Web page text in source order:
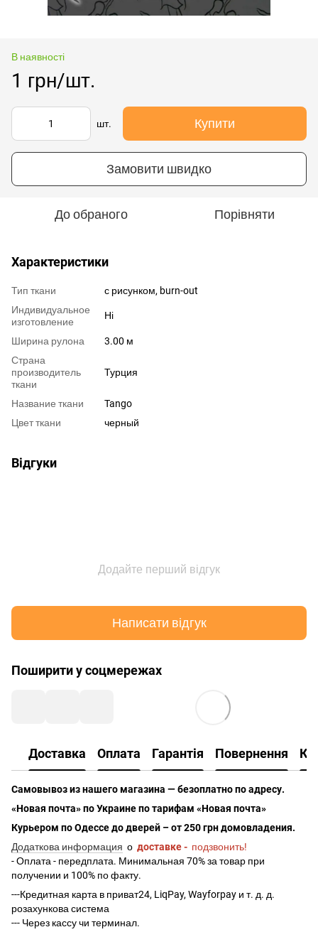
В наявності
1 грн/шт.
шт. Купити
Замовити швидко
До обраного Порівняти
Характеристики
Тип ткани
с рисунком, burn-out
Индивидуальное
изготовление
Ні
Ширина рулона
3.00 м
Страна
производитель
ткани
Турция
Название ткани
Tango
Цвет ткани
черный
Відгуки
Додайте перший відгук
Написати відгук
Поширити у соцмережах
Доставка Оплата Гарантія Повернення
Самовывоз из нашего магазина — безоплатно по адресу.
«Новая почта» по Украине по тарифам «Новая почта»
Курьером по Одессе до дверей – от 250 грн домовладения.
Додаткова информация о доставке - подзвонить!
- Оплата - передплата. Минимальная 70% за товар при
получении и 100% по факту.
---Кредитная карта в приват24, LiqPay, Wayforpay и т. д. д.
розахункова система
--- Через кассу чи терминал.